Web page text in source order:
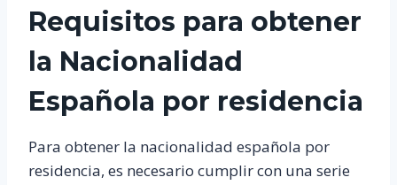
Requisitos para obtener
la Nacionalidad
Española por residencia
Para obtener la nacionalidad española por
residencia, es necesario cumplir con una serie